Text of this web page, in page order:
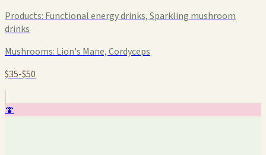
Products: Functional energy drinks, Sparkling mushroom
drinks
Mushrooms: Lion's Mane, Cordyceps
$35-$50
🍄